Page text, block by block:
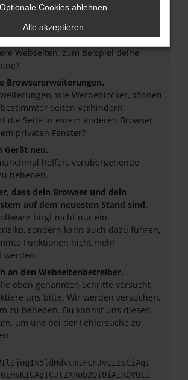
Tipps, die dir helfen können:
deine Firewall und deine
Webseiten, zum Beispiel deine
Browsererweiterungen.
wie Werbeblocker, können
Seiten verhindern.
die Seite in einem anderen Browser
privaten Fenster?
Gerät neu.
helfen, vorübergehende
beheben.
dass dein Browser und dein
auf dem neuesten Stand sind.
birgt nicht nur ein
sondern kann auch dazu führen,
Funktionen nicht mehr
werden.
an den Webseitenbetreiber.
oben genannten Schritte versucht
uns bitte. Wir werden versuchen,
zu beheben. Du kannst uns diesen
um uns bei der Fehlersuche zu
Optionale Cookies ablehnen
Alle akzeptieren